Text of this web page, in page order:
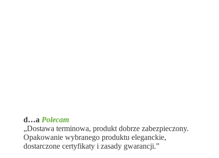
d…a Polecam
„Dostawa terminowa, produkt dobrze zabezpieczony.
Opakowanie wybranego produktu eleganckie,
dostarczone certyfikaty i zasady gwarancji.”